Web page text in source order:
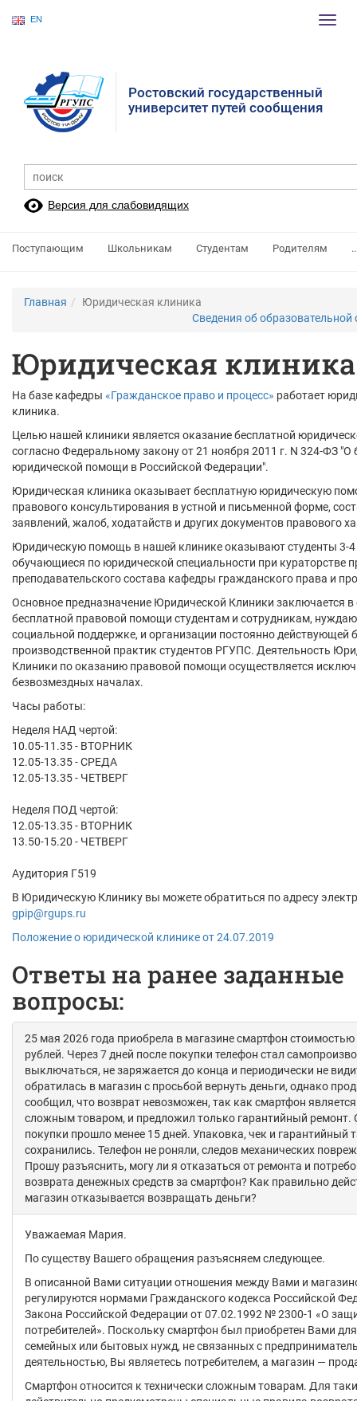
EN
Ростовский государственный
университет путей сообщения
Версия для слабовидящих
Поступающим Школьникам Студентам Родителям
Главная
Юридическая клиника
Сведения об образовательной
Юридическая клиника
На базе кафедры «Гражданское право и процесс» работает
клиника.
Целью нашей клиники является оказание бесплатной
согласно Федеральному закону от 21 ноября 2011 г. N 324-ФЗ "О
юридической помощи в Российской Федерации".
Юридическая клиника оказывает бесплатную юридическую
правового консультирования в устной и письменной форме,
заявлений, жалоб, ходатайств и других документов правового
Юридическую помощь в нашей клинике оказывают студенты 3-4
обучающиеся по юридической специальности при кураторстве
преподавательского состава кафедры гражданского права и
Основное предназначение Юридической Клиники заключается в
бесплатной правовой помощи студентам и сотрудникам,
социальной поддержке, и организации постоянно действующей
производственной практик студентов РГУПС. Деятельность
Клиники по оказанию правовой помощи осуществляется
безвозмездных началах.
Часы работы:
Неделя НАД чертой:
10.05-11.35 - ВТОРНИК
12.05-13.35 - СРЕДА
12.05-13.35 - ЧЕТВЕРГ
Неделя ПОД чертой:
12.05-13.35 - ВТОРНИК
13.50-15.20 - ЧЕТВЕРГ
Аудитория Г519
В Юридическую Клинику вы можете обратиться по адресу
gpip@rgups.ru
Положение о юридической клинике от 24.07.2019
Ответы на ранее заданные
вопросы:
25 мая 2026 года приобрела в магазине смартфон стоимостью
рублей. Через 7 дней после покупки телефон стал
выключаться, не заряжается до конца и периодически не
обратилась в магазин с просьбой вернуть деньги, однако
сообщил, что возврат невозможен, так как смартфон является
сложным товаром, и предложил только гарантийный ремонт.
покупки прошло менее 15 дней. Упаковка, чек и гарантийный
сохранились. Телефон не роняли, следов механических
Прошу разъяснить, могу ли я отказаться от ремонта и
возврата денежных средств за смартфон? Как правильно
магазин отказывается возвращать деньги?
Уважаемая Мария.
По существу Вашего обращения разъясняем следующее.
В описанной Вами ситуации отношения между Вами и
регулируются нормами Гражданского кодекса Российской
Закона Российской Федерации от 07.02.1992 № 2300-1 «О
потребителей». Поскольку смартфон был приобретен Вами
семейных или бытовых нужд, не связанных с
деятельностью, Вы являетесь потребителем, а магазин —
Смартфон относится к технически сложным товарам. Для